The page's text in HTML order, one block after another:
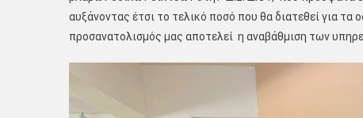
αυξάνοντας έτσι το τελικό ποσό που θα διατεθεί για
προσανατολισμός μας αποτελεί η αναβάθμιση των